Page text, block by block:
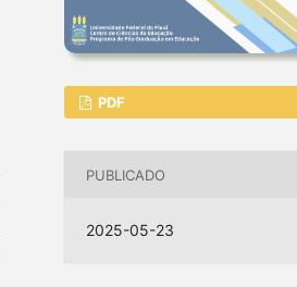
PDF
PUBLICADO
2025-05-23